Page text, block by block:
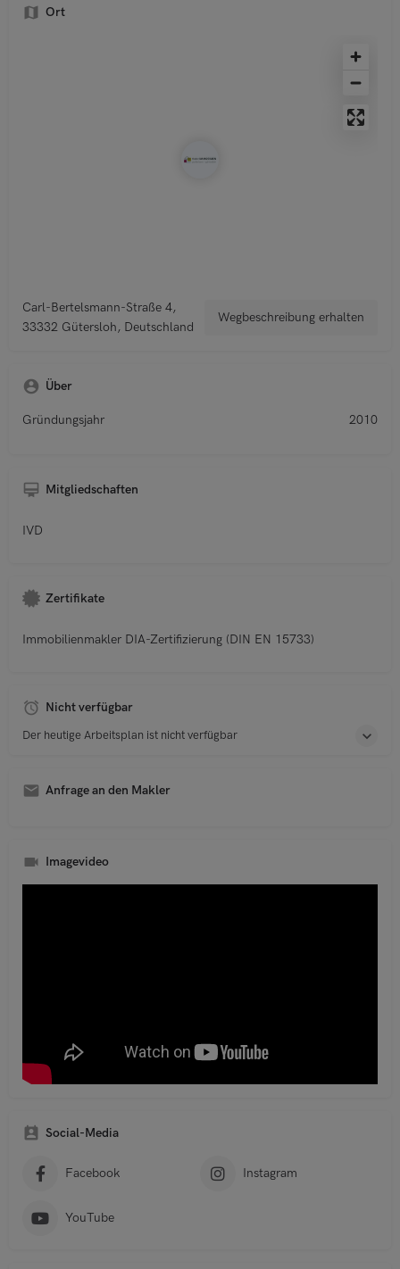
Ort
Carl-Bertelsmann-Straße 4,
33332 Gütersloh, Deutschland
Wegbeschreibung erhalten
Über
Gründungsjahr 2010
Mitgliedschaften
IVD
Zertifikate
Immobilienmakler DIA-Zertifizierung (DIN EN 15733)
Nicht verfügbar
Der heutige Arbeitsplan ist nicht verfügbar
Anfrage an den Makler
t
Imagevideo
Social-Media
Facebook Instagram
YouTube